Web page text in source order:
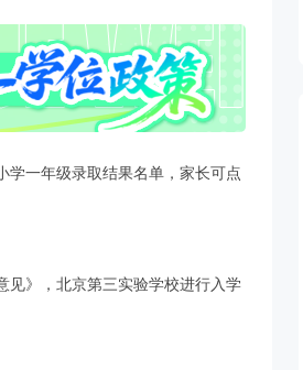
一年级录取结果名单，家长可点
见》，北京第三实验学校进行入学